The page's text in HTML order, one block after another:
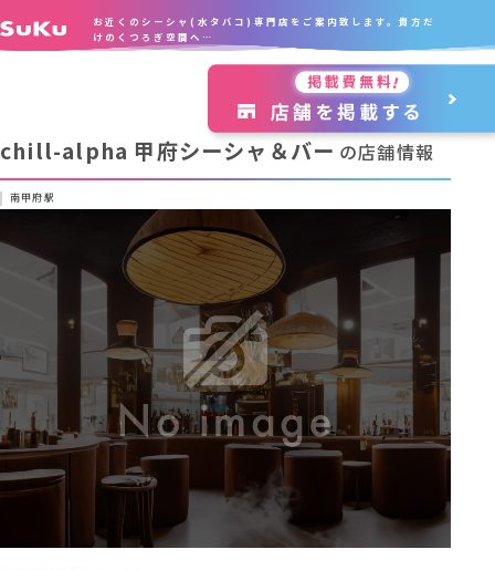
お近くのシーシャ(水タバコ)専門店をご案内致します。貴方だ
けのくつろぎ空間へ…
chill-alpha 甲府シーシャ＆バー の店舗情報
南甲府駅